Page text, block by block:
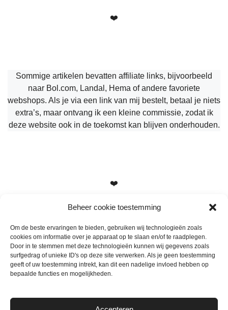
Beheer cookie toestemming
Om de beste ervaringen te bieden, gebruiken wij technologieën zoals
cookies om informatie over je apparaat op te slaan en/of te raadplegen.
Door in te stemmen met deze technologieën kunnen wij gegevens zoals
surfgedrag of unieke ID's op deze site verwerken. Als je geen toestemming
geeft of uw toestemming intrekt, kan dit een nadelige invloed hebben op
bepaalde functies en mogelijkheden.
❤️
Sommige artikelen bevatten affiliate links, bijvoorbeeld
naar Bol.com, Landal, Hema of andere favoriete
webshops. Als je via een link van mij bestelt, betaal je niets
extra’s, maar ontvang ik een kleine commissie, zodat ik
deze website ook in de toekomst kan blijven onderhouden.
❤️
Heb je vragen, suggesties of tips? Stuur me een berichtje
info@mamameteenblog.nl